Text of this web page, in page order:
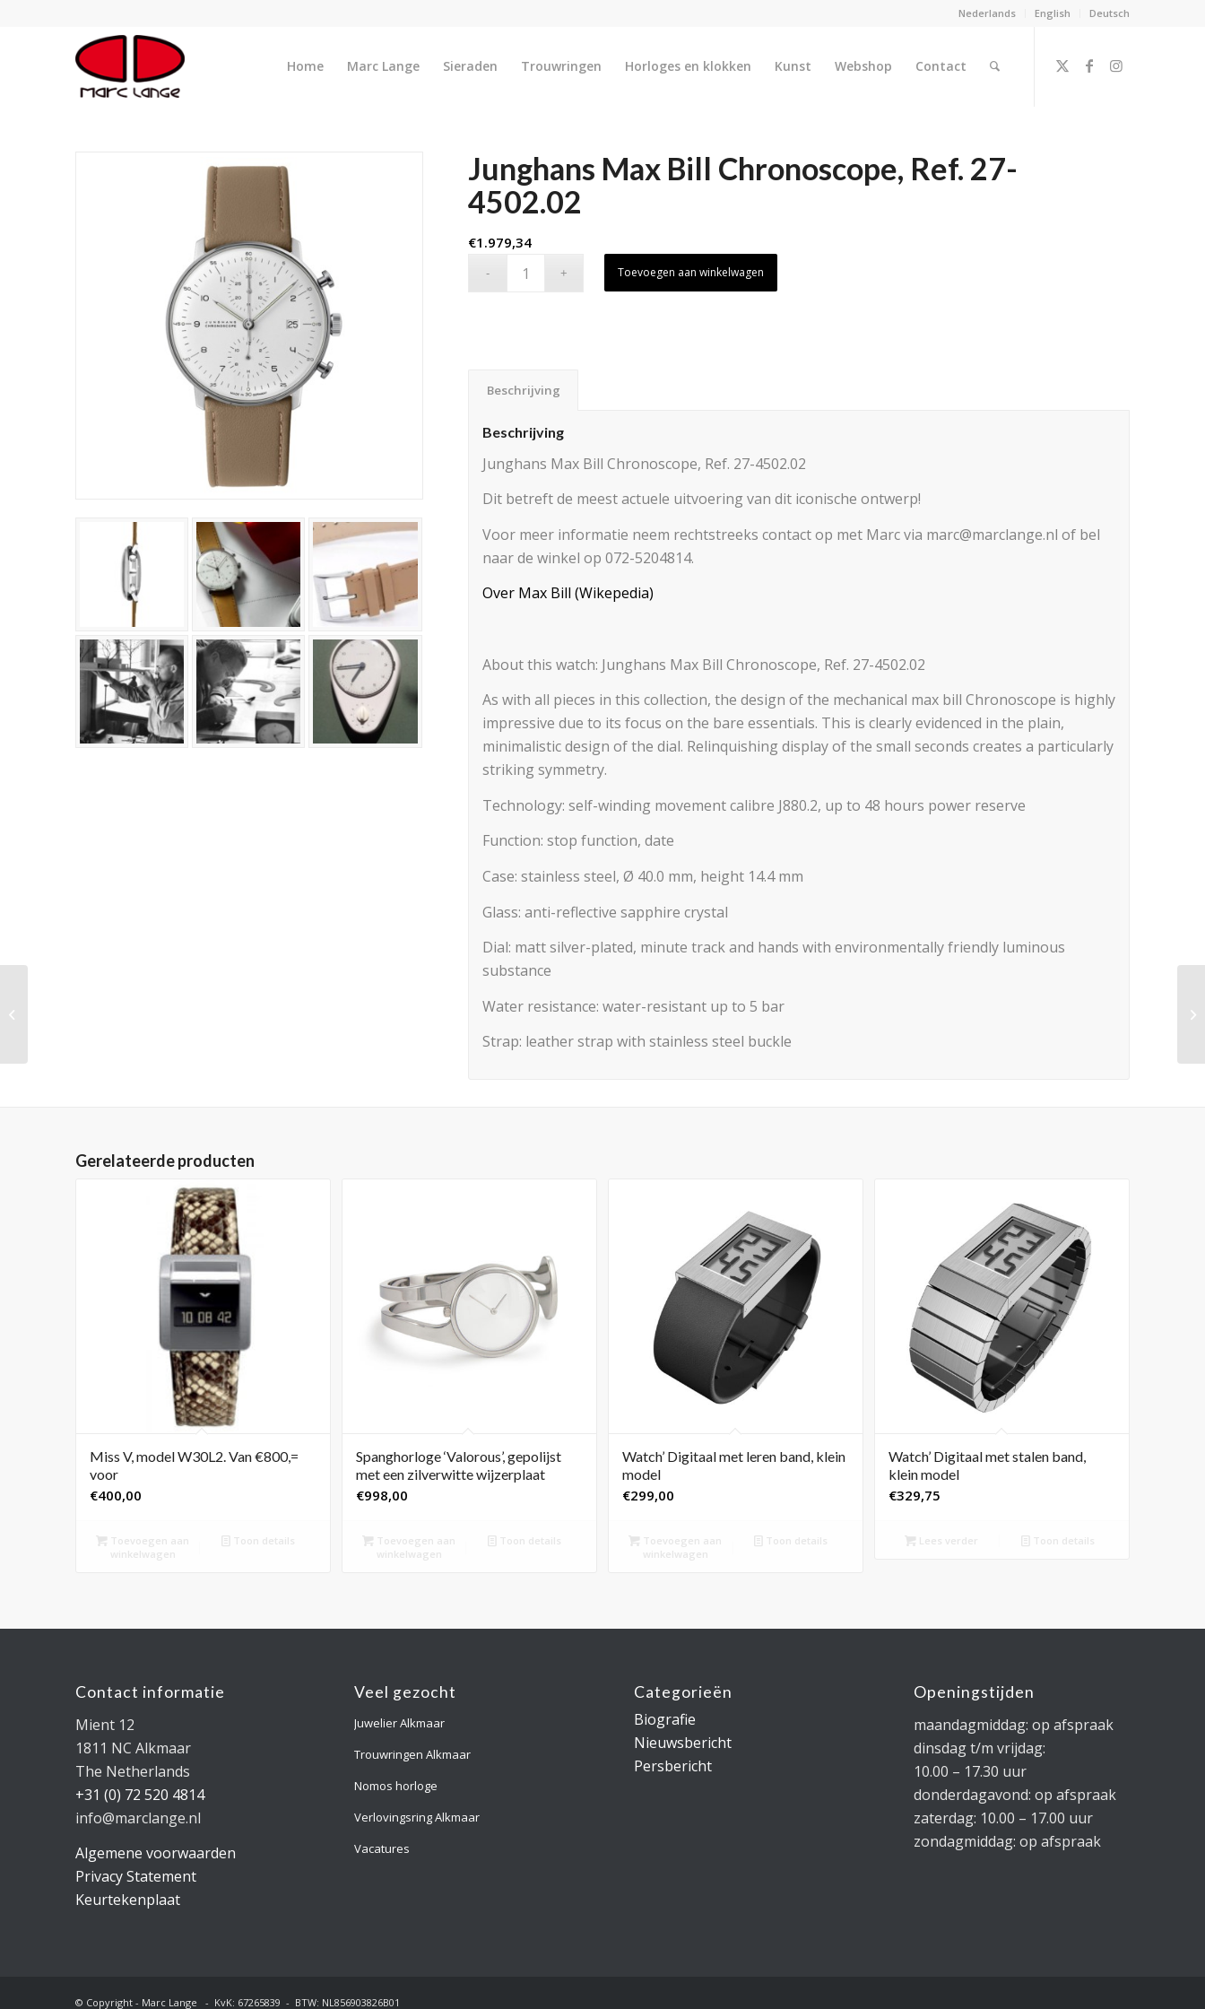
Nederlands English Deutsch
Home Marc Lange Sieraden Trouwringen Horloges en klokken Kunst Webshop Contact
Junghans Max Bill Chronoscope, Ref. 27-
4502.02
€1.979,34
Toevoegen aan winkelwagen
Beschrijving
Beschrijving
Junghans Max Bill Chronoscope, Ref. 27-4502.02
Dit betreft de meest actuele uitvoering van dit iconische ontwerp!
Voor meer informatie neem rechtstreeks contact op met Marc via marc@marclange.nl of bel
naar de winkel op 072-5204814.
Over Max Bill (Wikepedia)
About this watch: Junghans Max Bill Chronoscope, Ref. 27-4502.02
As with all pieces in this collection, the design of the mechanical max bill Chronoscope is highly
impressive due to its focus on the bare essentials. This is clearly evidenced in the plain,
minimalistic design of the dial. Relinquishing display of the small seconds creates a particularly
striking symmetry.
Technology: self-winding movement calibre J880.2, up to 48 hours power reserve
Function: stop function, date
Case: stainless steel, Ø 40.0 mm, height 14.4 mm
Glass: anti-reflective sapphire crystal
Dial: matt silver-plated, minute track and hands with environmentally friendly luminous
substance
Water resistance: water-resistant up to 5 bar
Strap: leather strap with stainless steel buckle
Gerelateerde producten
Miss V, model W30L2. Van €800,=
voor
€400,00
Toevoegen aan
winkelwagen
Toon details
Spanghorloge ‘Valorous’, gepolijst
met een zilverwitte wijzerplaat
€998,00
Toevoegen aan
winkelwagen
Toon details
Watch’ Digitaal met leren band, klein
model
€299,00
Toevoegen aan
winkelwagen
Toon details
Watch’ Digitaal met stalen band,
klein model
€329,75
Lees verder Toon details
Contact informatie
Mient 12
1811 NC Alkmaar
The Netherlands
+31 (0) 72 520 4814
info@marclange.nl
Algemene voorwaarden
Privacy Statement
Keurtekenplaat
Veel gezocht
Juwelier Alkmaar
Trouwringen Alkmaar
Nomos horloge
Verlovingsring Alkmaar
Vacatures
Categorieën
Biografie
Nieuwsbericht
Persbericht
Openingstijden
maandagmiddag: op afspraak
dinsdag t/m vrijdag:
10.00 – 17.30 uur
donderdagavond: op afspraak
zaterdag: 10.00 – 17.00 uur
zondagmiddag: op afspraak
© Copyright - Marc Lange - KvK: 67265839 - BTW: NL856903826B01